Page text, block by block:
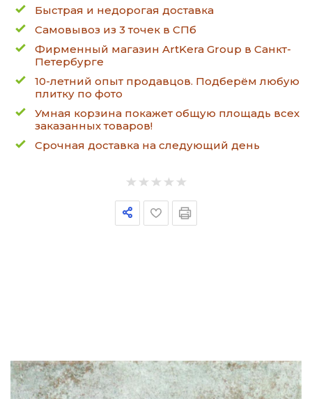
Быстрая и недорогая доставка
Самовывоз из 3 точек в СПб
Фирменный магазин ArtKera Group в Санкт-
Петербурге
10-летний опыт продавцов. Подберём любую
плитку по фото
Умная корзина покажет общую площадь всех
заказанных товаров!
Срочная доставка на следующий день